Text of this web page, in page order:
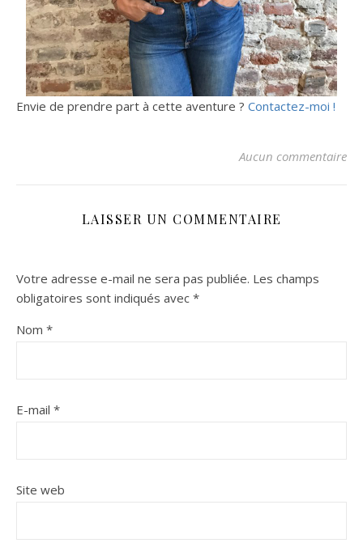
Envie de prendre part à cette aventure ? Contactez-moi !
Aucun commentaire
LAISSER UN COMMENTAIRE
Votre adresse e-mail ne sera pas publiée. Les champs
obligatoires sont indiqués avec *
Nom *
E-mail *
Site web